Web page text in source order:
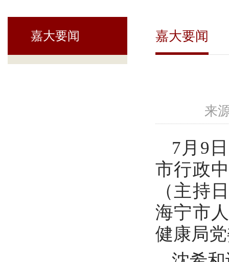
嘉大要闻 嘉大要闻
来
7月9
市行政
（主持
海宁市
健康局